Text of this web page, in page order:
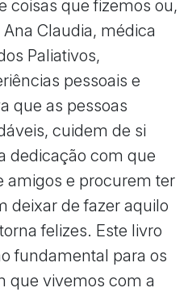
coisas que fizemos ou,
Claudia, médica
Paliativos,
pessoais e
que as pessoas
cuidem de si
dedicação com que
amigos e procurem ter
deixar de fazer aquilo
felizes. Este livro
fundamental para os
que vivemos com a